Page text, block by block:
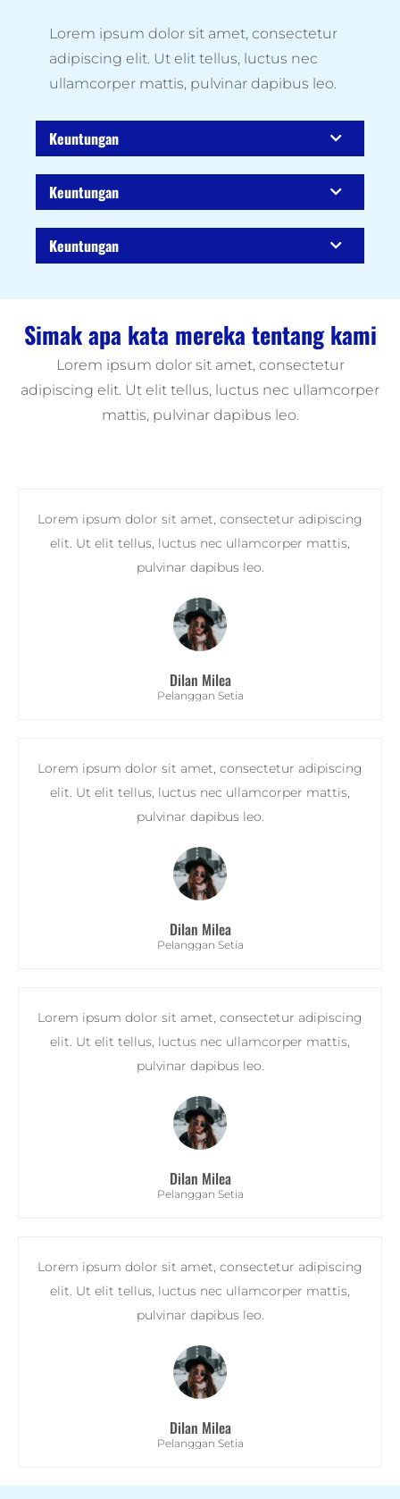
Lorem ipsum dolor sit amet, consectetur
adipiscing elit. Ut elit tellus, luctus nec
ullamcorper mattis, pulvinar dapibus leo.
Keuntungan
Keuntungan
Keuntungan
Simak apa kata mereka tentang kami
Lorem ipsum dolor sit amet, consectetur
adipiscing elit. Ut elit tellus, luctus nec ullamcorper
mattis, pulvinar dapibus leo.
Lorem ipsum dolor sit amet, consectetur adipiscing
elit. Ut elit tellus, luctus nec ullamcorper mattis,
pulvinar dapibus leo.
Dilan Milea
Pelanggan Setia
Lorem ipsum dolor sit amet, consectetur adipiscing
elit. Ut elit tellus, luctus nec ullamcorper mattis,
pulvinar dapibus leo.
Dilan Milea
Pelanggan Setia
Lorem ipsum dolor sit amet, consectetur adipiscing
elit. Ut elit tellus, luctus nec ullamcorper mattis,
pulvinar dapibus leo.
Dilan Milea
Pelanggan Setia
Lorem ipsum dolor sit amet, consectetur adipiscing
elit. Ut elit tellus, luctus nec ullamcorper mattis,
pulvinar dapibus leo.
Dilan Milea
Pelanggan Setia